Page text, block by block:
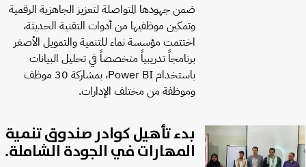
ضمن جهودها المتواصلة لتعزيز الجاهزية الرقمية
وتمكين موظفيها من أدوات التقنية الحديثة،
اختتمت مؤسسة نماء للتنمية والتمويل الأصغر
برنامجاً تدريبياً متخصصاً في تحليل البيانات
باستخدام Power BI، بمشاركة 30 موظف
وموظفة من مختلف الإدارات.
بدء تأهيل كوادر صندوق تنمية
المهارات في الجودة الشاملة.